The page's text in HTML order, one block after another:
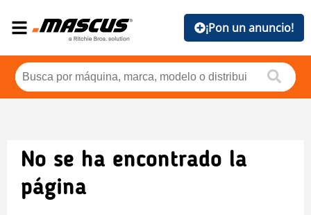
¡Pon un anuncio!
No se ha encontrado la
página